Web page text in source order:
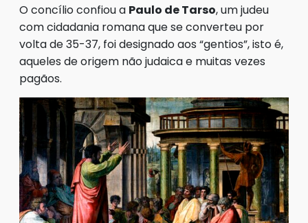
O concílio confiou a Paulo de Tarso, um judeu
com cidadania romana que se converteu por
volta de 35-37, foi designado aos “gentios”, isto é,
aqueles de origem não judaica e muitas vezes
pagãos.